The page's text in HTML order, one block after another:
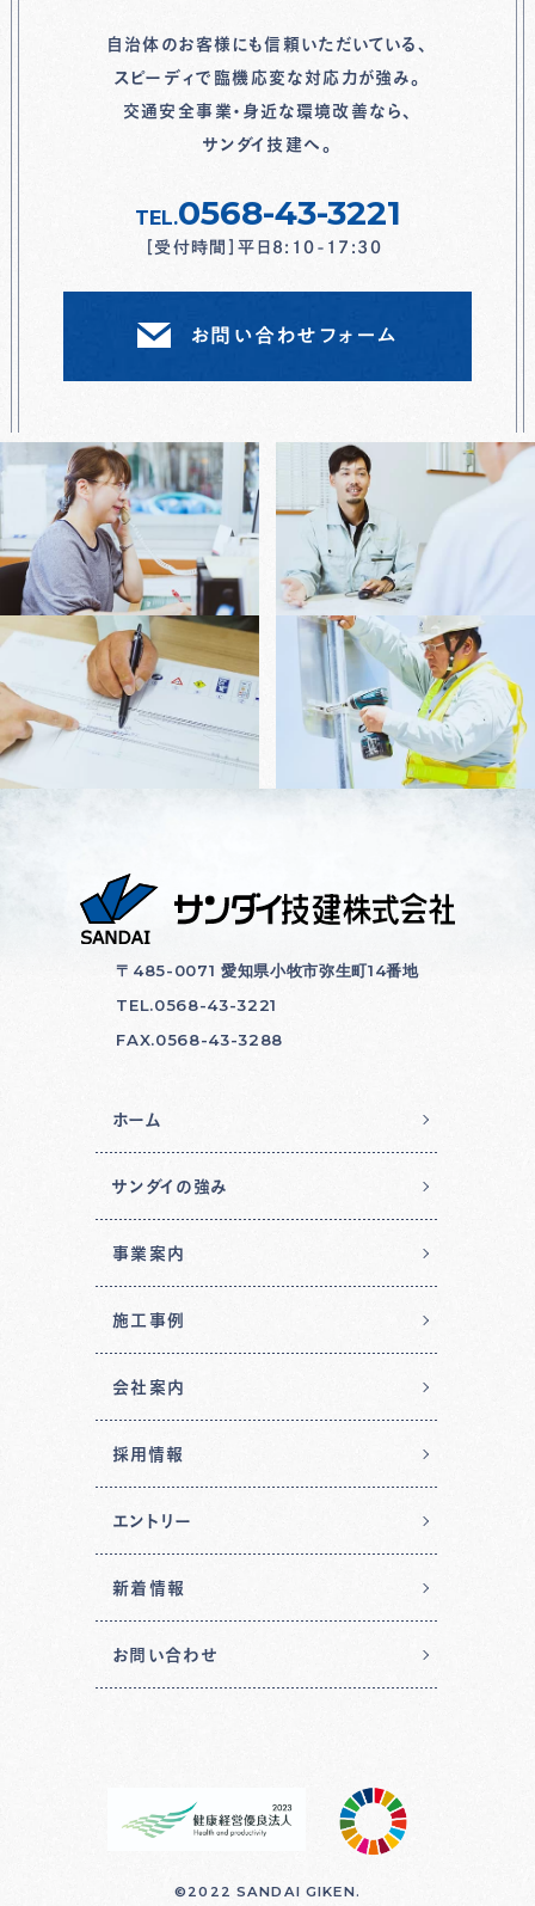
自治体のお客様にも信頼いただいている、
スピーディで臨機応変な対応力が強み。
交通安全事業・身近な環境改善なら、
サンダイ技建へ。
TEL.0568-43-3221
［受付時間］平日8:10-17:30
お問い合わせフォーム
〒485-0071 愛知県小牧市弥生町14番地
TEL.0568-43-3221
FAX.0568-43-3288
ホーム
サンダイの強み
事業案内
施工事例
会社案内
採用情報
エントリー
新着情報
お問い合わせ
©2022 SANDAI GIKEN.